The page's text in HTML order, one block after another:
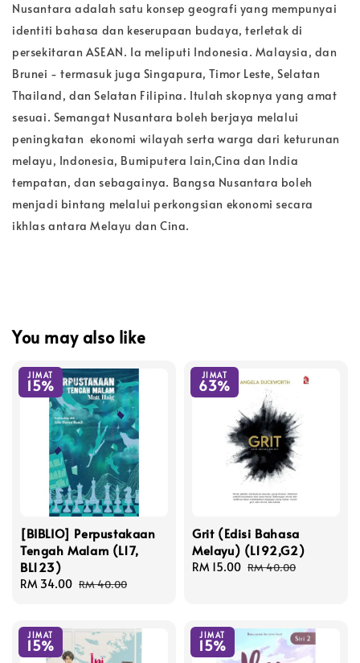
Nusantara adalah satu konsep geografi yang mempunyai
identiti bahasa dan keserupaan budaya, terletak di
persekitaran ASEAN. Ia meliputi Indonesia. Malaysia, dan
Brunei - termasuk juga Singapura, Timor Leste, Selatan
Thailand, dan Selatan Filipina. Itulah skopnya yang amat
sesuai. Semangat Nusantara boleh berjaya melalui
peningkatan ekonomi wilayah serta warga dari keturunan
melayu, Indonesia, Bumiputera lain,Cina dan India
tempatan, dan sebagainya. Bangsa Nusantara boleh
menjadi bintang melalui perkongsian ekonomi secara
ikhlas antara Melayu dan Cina.
You may also like
JIMAT
15%
[BIBLIO] Perpustakaan
Tengah Malam (L17,
BL123)
Sale
RM 34.00 Regular
RM 40.00
JIMAT
63%
Grit (Edisi Bahasa
Melayu) (L192,G2)
Sale
RM 15.00 Regular
RM 40.00
JIMAT
15%
JIMAT
15%